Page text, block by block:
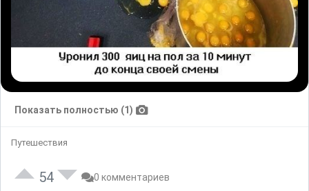
Показать полностью (1)
Путешествия
54 0 комментариев